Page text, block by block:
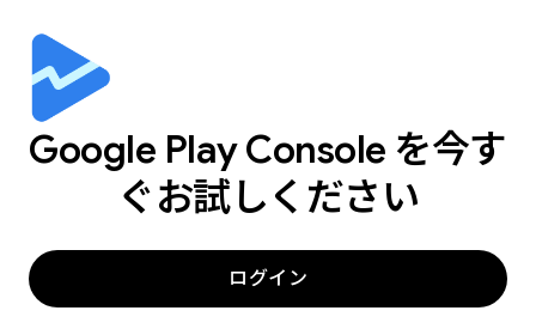
Google Play Console を今す
ぐお試しください
ログイン